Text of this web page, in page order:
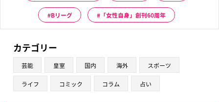
Bリーグ 「女性自身」創刊60周年
カテゴリー
芸能 皇室 国内 海外 スポーツ
ライフ コミック コラム 占い